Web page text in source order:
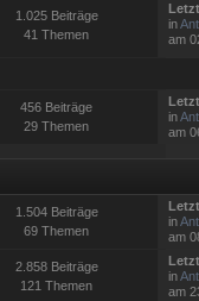
1.025 Beiträge
41 Themen
in
am
456 Beiträge
29 Themen
in
am
1.504 Beiträge
69 Themen
in
am
2.858 Beiträge
121 Themen
in
am